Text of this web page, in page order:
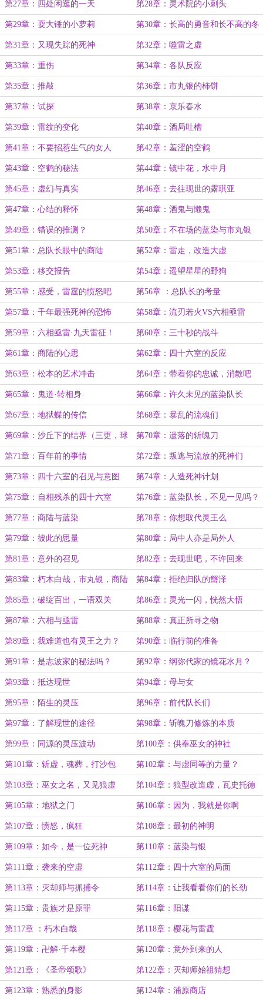
第27章：四处闲逛的一天 第28章：灵术院的小刺头
第29章：耍大锤的小萝莉 第30章：长高的勇音和长不高的冬
狮郎
第31章：又现失踪的死神 第32章：噬雷之虚
第33章：重伤 第34章：各队反应
第35章：推敲 第36章：市丸银的柿饼
第37章：试探 第38章：京乐春水
第39章：雷纹的变化 第40章：酒局吐槽
第41章：不要招惹生气的女人 第42章：羞涩的空鹤
第43章：空鹤的秘法 第44章：镜中花，水中月
第45章：虚幻与真实 第46章：去往现世的露琪亚
第47章：心结的释怀 第48章：酒鬼与懒鬼
第49章：错误的推测？ 第50章：不在场的蓝染与市丸银
第51章：总队长眼中的商陆 第52章：雷走，改造大虚
第53章：移交报告 第54章：遥望星星的野狗
第55章：感受，雷霆的愤怒吧 第56章 ：总队长的考量
第57章：千年最强死神的恐怖 第58章：流刃若火VS六相亟雷
第59章：六相亟雷·九天雷征！ 第60章：三十秒的战斗
第61章：商陆的心思 第62章：四十六室的反应
第63章：松本的艺术冲击 第64章：带着你的忠诚，消散吧
第65章：鬼道·转相身 第66章：许久未见的蓝染队长
第67章：地狱蝶的传信 第68章：暴乱的流魂们
第69章：沙丘下的结界（三更，球
球月票，订阅）
第70章：遗落的斩魄刀
第71章：百年前的事情 第72章：叛逃与流放的死神们
第73章：四十六室的召见与意图 第74章：人造死神计划
第75章：自相残杀的四十六室 第76章：蓝染队长，不见一见吗？
第77章：商陆与蓝染 第78章：你想取代灵王么
第79章：彼此的思量 第80章：局中人亦是局外人
第81章：意外的召见 第82章：去现世吧，不许回来
第83章：朽木白哉，市丸银，商陆 第84章：拒绝归队的蟹泽
第85章：破绽百出，一语双关 第86章：灵光一闪，恍然大悟
第87章：六相与亟雷 第88章：真正所寻之物
第89章：我难道也有灵王之力？ 第90章：临行前的准备
第91章：是志波家的秘法吗？ 第92章：纲弥代家的镜花水月？
第93章：抵达现世 第94章：母与女
第95章：陌生的灵压 第96章：前代队长们
第97章：了解现世的途径 第98章：斩魄刀修炼的本质
第99章：同源的灵压波动 第100章：供奉巫女的神社
第101章：斩虚，魂葬，打沙包 第102章：与虚同等的力量？
第103章：巫女之名，又见狼虚 第104章：狼型改造虚，瓦史托德
第105章：地狱之门 第106章：因为，我就是你啊
第107章：愤怒，疯狂 第108章：最初的神明
第109章：如今，是一位死神 第110章：蓝染与银
第111章：袭来的空虚 第112章：四十六室的局面
第113章：灭却师与抓捕令 第114章：让我看看你们的长劲
第115章：贵族才是原罪 第116章：阳谋
第117章 ：朽木白哉 第118章：樱花与雷霆
第119章：卍解·千本樱 第120章：意外到来的人
第121章：《圣帝颂歌》 第122章：灭却师始祖猜想
第123章：熟悉的身影 第124章：浦原商店